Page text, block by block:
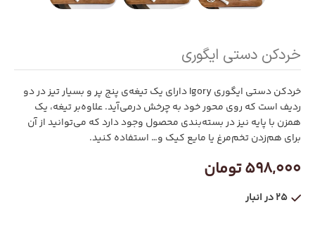
خردکن دستی ایگوری
خردکن دستی ایگوری Igory دارای یک تیغه‌ی پنج پر و بسیار تیز در دو
ردیف است که روی محور خود به چرخش درمی‌آید. علاوه‌بر تیغه، یک
همزن با پایه نیز در بسته‌بندی محصول وجود دارد که می‌توانید از آن
برای هم‌زدن تخم‌مرغ یا مایع کیک و… استفاده کنید.
598,000تومان
25 در انبار